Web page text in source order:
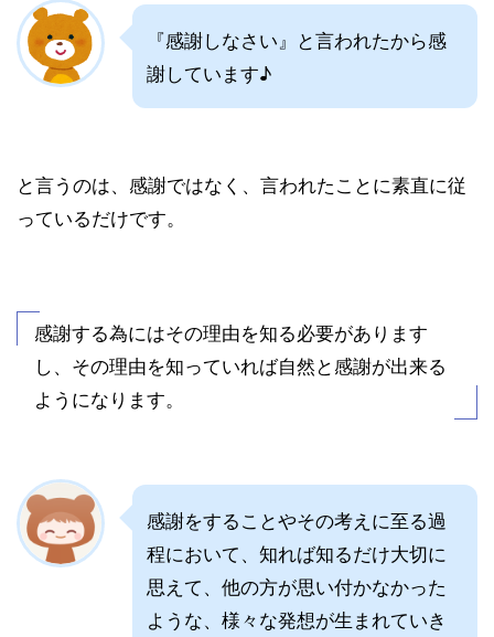
『感謝しなさい』と言われたから感
謝しています♪
と言うのは、感謝ではなく、言われたことに素直に従
っているだけです。
感謝する為にはその理由を知る必要があります
し、その理由を知っていれば自然と感謝が出来る
ようになります。
感謝をすることやその考えに至る過
程において、知れば知るだけ大切に
思えて、他の方が思い付かなかった
ような、様々な発想が生まれていき